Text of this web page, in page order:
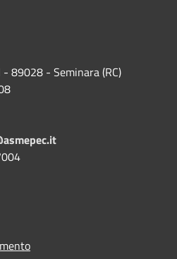
89028 - Seminara (RC)